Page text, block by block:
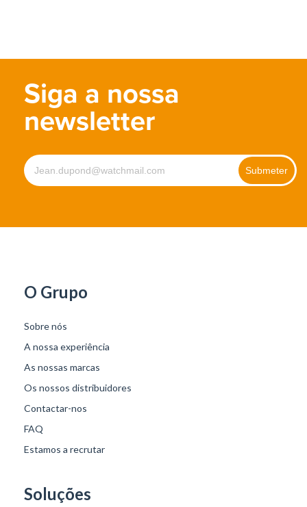
Siga a nossa
newsletter
O Grupo
Sobre nós
A nossa experiência
As nossas marcas
Os nossos distribuidores
Contactar-nos
FAQ
Estamos a recrutar
Soluções